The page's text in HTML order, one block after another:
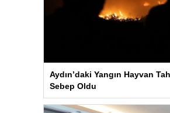
Aydın’daki Yangın Hayvan
Sebep Oldu